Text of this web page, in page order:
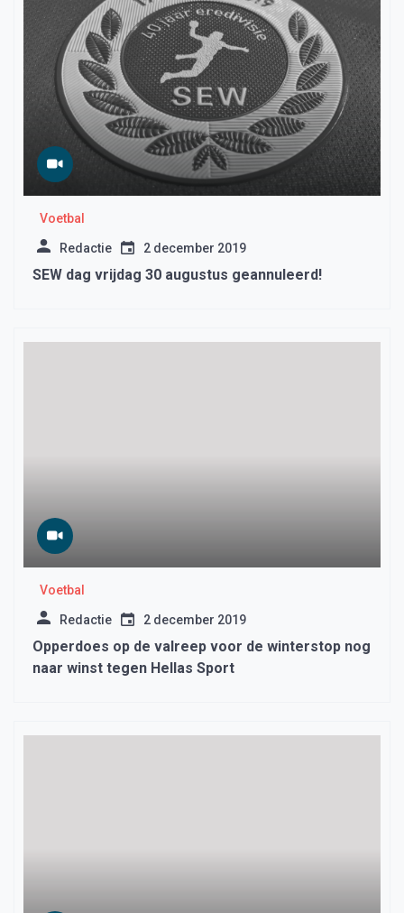
Voetbal
Redactie 2 december 2019
SEW dag vrijdag 30 augustus geannuleerd!
Voetbal
Redactie 2 december 2019
Opperdoes op de valreep voor de winterstop nog
naar winst tegen Hellas Sport